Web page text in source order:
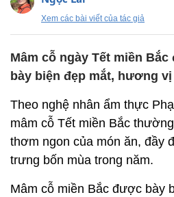
Xem các bài viết của tác giả
Mâm cỗ ngày Tết miền
bày biện đẹp mắt, hương
Theo nghệ nhân ẩm thực
mâm cỗ Tết miền Bắc
thơm ngon của món ăn, đầy
trưng bốn mùa trong năm.
Mâm cỗ miền Bắc được bày